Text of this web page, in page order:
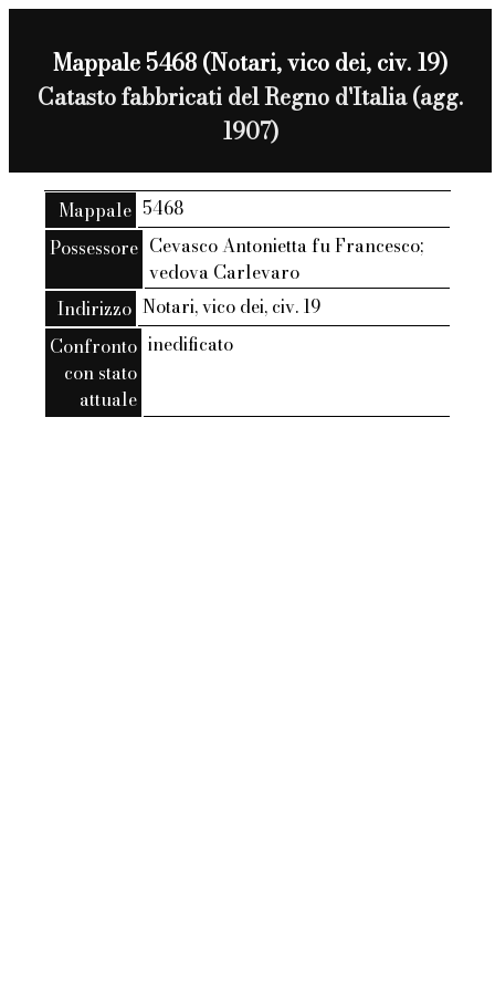
Mappale 5468 (Notari, vico dei, civ. 19)
Catasto fabbricati del Regno d'Italia (agg.
1907)
Mappale 5468
Possessore Cevasco Antonietta fu Francesco;
vedova Carlevaro
Indirizzo Notari, vico dei, civ. 19
Confronto
con stato
attuale
inedificato